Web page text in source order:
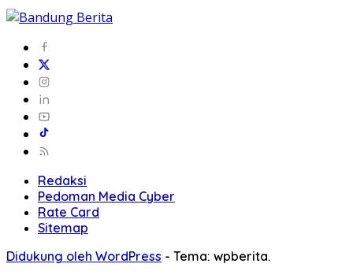
Redaksi
Pedoman Media Cyber
Rate Card
Sitemap
Didukung oleh WordPress - Tema: wpberita.